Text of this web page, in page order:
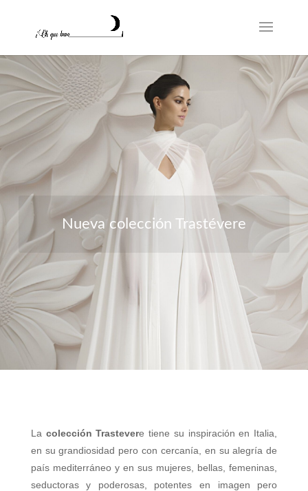
Nueva colección Trastévere
La colección Trastevere tiene su inspiración en Italia,
en su grandiosidad pero con cercanía, en su alegría de
país mediterráneo y en sus mujeres, bellas, femeninas,
seductoras y poderosas, potentes en imagen pero